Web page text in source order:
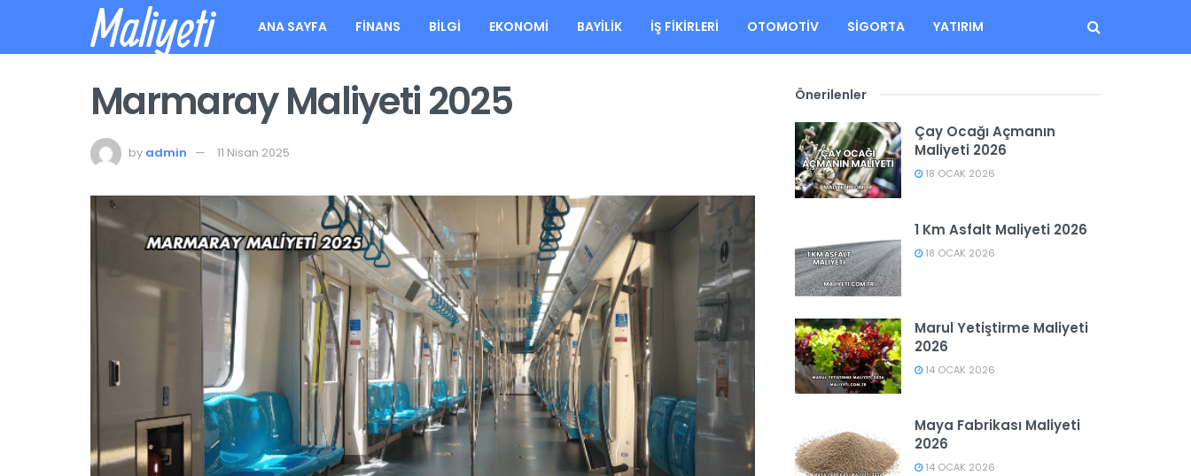
Maliyeti ANA SAYFA FINANS BILGI EKONOMI BAYILIK İŞ FIKIRLERI OTOMOTIV SIGORTA YATIRIM
Marmaray Maliyeti 2025
by admin 11 Nisan 2025
Önerilenler
Çay Ocağı Açmanın
Maliyeti 2026
18 OCAK 2026
1 Km Asfalt Maliyeti 2026
18 OCAK 2026
Marul Yetiştirme Maliyeti
2026
14 OCAK 2026
Maya Fabrikası Maliyeti
2026
14 OCAK 2026